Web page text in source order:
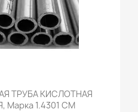
ТРУБА КИСЛОТНАЯ
1.4301 CM